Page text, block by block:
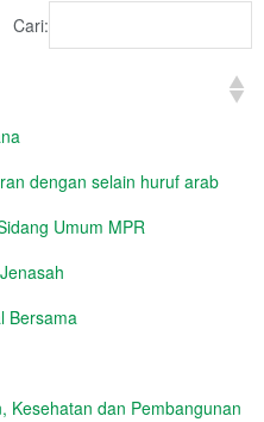
Cari:
dengan selain huruf arab
Umum MPR
Bersama
Kesehatan dan Pembangunan